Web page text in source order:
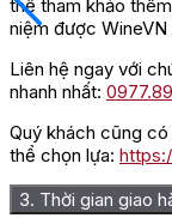
thể tham khảo
niệm được
Liên hệ ngay với
nhanh nhất:
Quý khách cũng
thể chọn lựa:
3. Thời gian giao